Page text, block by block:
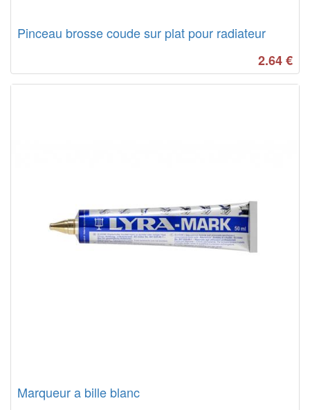
Pinceau brosse coude sur plat pour radiateur
2.64€
Marqueur a bille blanc